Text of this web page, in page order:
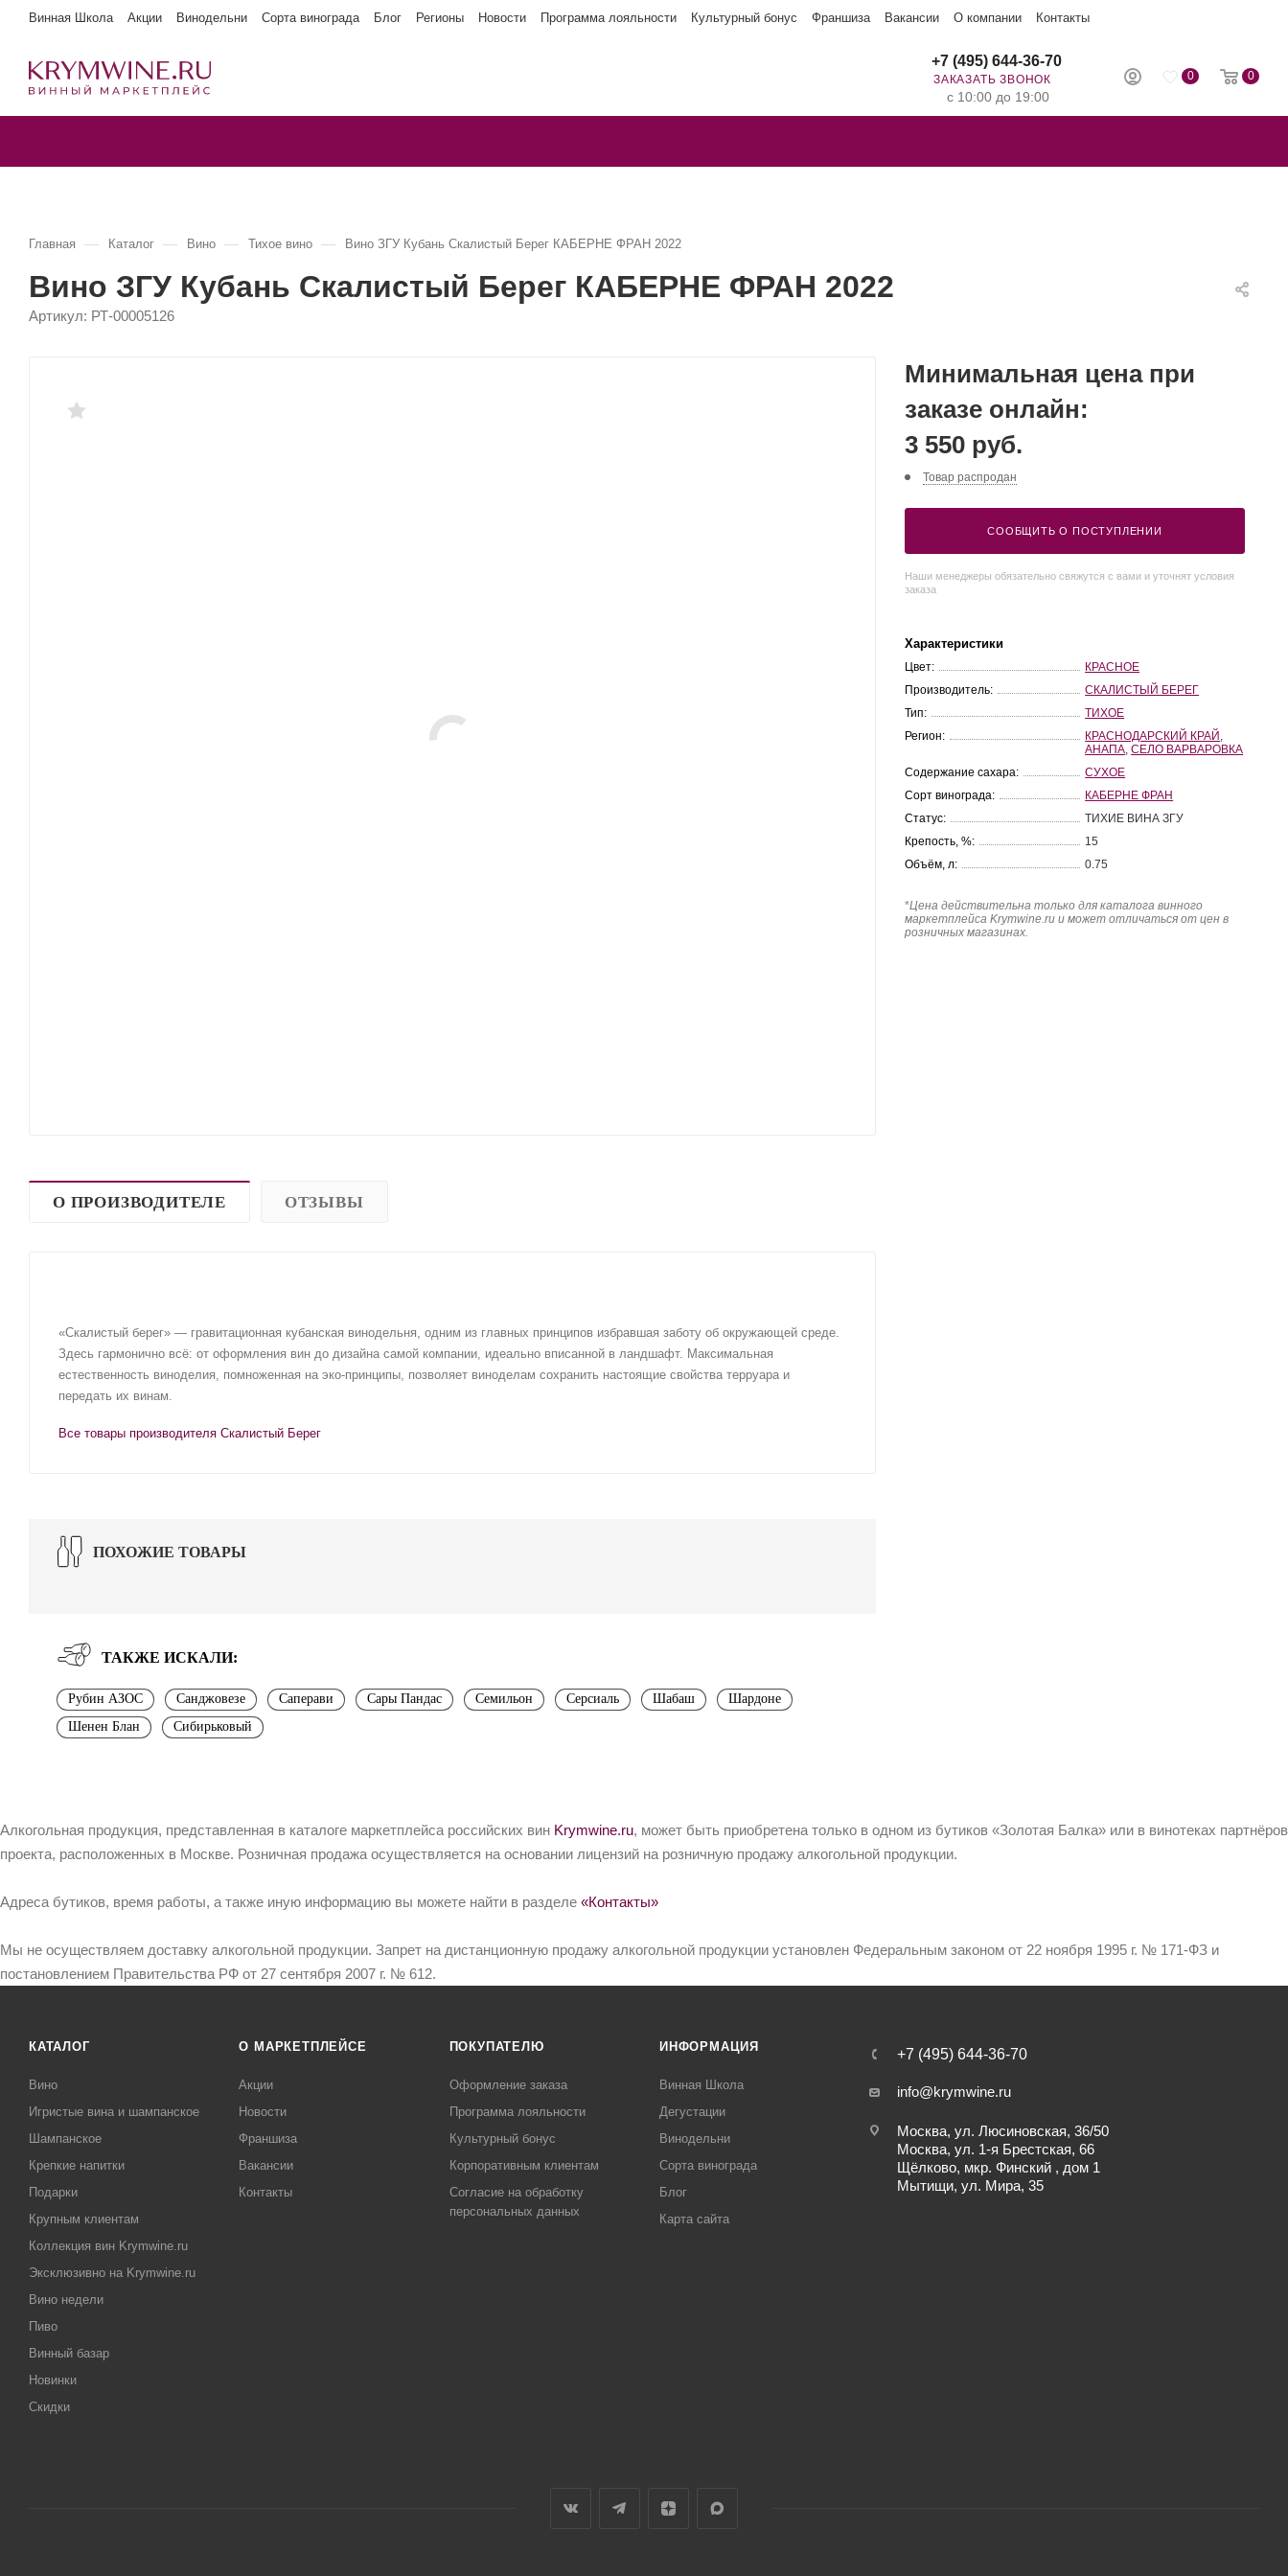
Винная Школа Акции Винодельни Сорта винограда Блог Регионы Новости Программа лояльности Культурный бонус Франшиза Вакансии О компании Контакты
0 0
+7 (495) 644-36-70
ЗАКАЗАТЬ ЗВОНОК
с 10:00 до 19:00
Главная — Каталог — Вино — Тихое вино — Вино ЗГУ Кубань Скалистый Берег КАБЕРНЕ ФРАН 2022
Вино ЗГУ Кубань Скалистый Берег КАБЕРНЕ ФРАН 2022
Артикул: РТ-00005126
О ПРОИЗВОДИТЕЛЕ ОТЗЫВЫ
«Скалистый берег» — гравитационная кубанская винодельня, одним из главных принципов избравшая заботу об окружающей среде.
Здесь гармонично всё: от оформления вин до дизайна самой компании, идеально вписанной в ландшафт. Максимальная
естественность виноделия, помноженная на эко-принципы, позволяет виноделам сохранить настоящие свойства терруара и
передать их винам.
Все товары производителя Скалистый Берег
ПОХОЖИЕ ТОВАРЫ
ТАКЖЕ ИСКАЛИ:
Рубин АЗОС Санджовезе Саперави Сары Пандас Семильон Серсиаль Шабаш
Шардоне
Шенен Блан
Сибирьковый
Минимальная цена при
заказе онлайн:
3 550 руб.
Товар распродан
СООБЩИТЬ О ПОСТУПЛЕНИИ
Наши менеджеры обязательно свяжутся с вами и уточнят условия
заказа
Характеристики
Цвет:
КРАСНОЕ
Производитель:
СКАЛИСТЫЙ БЕРЕГ
Тип:
ТИХОЕ
Регион:
КРАСНОДАРСКИЙ КРАЙ
АНАПА ,СЕЛО ВАРВАРОВКА
Содержание сахара:
СУХОЕ
Сорт винограда:
КАБЕРНЕ ФРАН
Статус:
ТИХИЕ ВИНА ЗГУ
Крепость, %:
15
Объём, л:
0.75
*Цена действительна только для каталога винного
маркетплейса Krymwine.ru и может отличаться от цен в
розничных магазинах.
Алкогольная продукция, представленная в каталоге маркетплейса российских вин Krymwine.ru, может быть приобретена только в одном из бутиков «Золотая Балка» или в винотеках партнёров
проекта, расположенных в Москве. Розничная продажа осуществляется на основании лицензий на розничную продажу алкогольной продукции.
Адреса бутиков, время работы, а также иную информацию вы можете найти в разделе «Контакты»
Мы не осуществляем доставку алкогольной продукции. Запрет на дистанционную продажу алкогольной продукции установлен Федеральным законом от 22 ноября 1995 г. № 171-ФЗ и
постановлением Правительства РФ от 27 сентября 2007 г. № 612.
КАТАЛОГ
Вино
Игристые вина и шампанское
Шампанское
Крепкие напитки
Подарки
Крупным клиентам
Коллекция вин Krymwine.ru
Эксклюзивно на Krymwine.ru
Вино недели
Пиво
Винный базар
Новинки
Скидки
О МАРКЕТПЛЕЙСЕ
Акции
Новости
Франшиза
Вакансии
Контакты
ПОКУПАТЕЛЮ
Оформление заказа
Программа лояльности
Культурный бонус
Корпоративным клиентам
Согласие на обработку
персональных данных
ИНФОРМАЦИЯ
Винная Школа
Дегустации
Винодельни
Сорта винограда
Блог
Карта сайта
+7 (495) 644-36-70
info@krymwine.ru
Москва, ул. Люсиновская, 36/50
Москва, ул. 1-я Брестская, 66
Щёлково, мкр. Финский , дом 1
Мытищи, ул. Мира, 35